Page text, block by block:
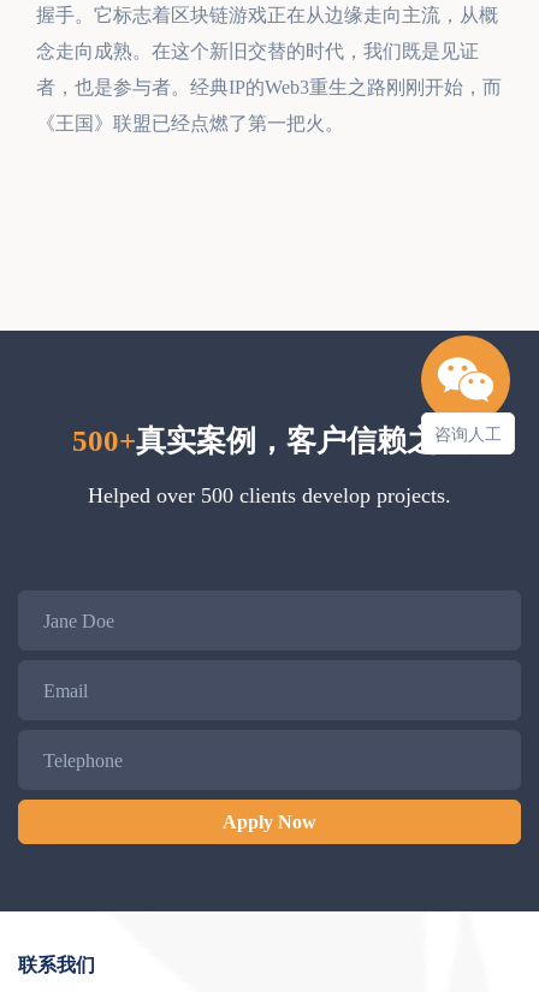
握手。它标志着区块链游戏正在从边缘走向主流，从概
念走向成熟。在这个新旧交替的时代，我们既是见证
者，也是参与者。经典IP的Web3重生之路刚刚开始，而
《王国》联盟已经点燃了第一把火。
500+真实案例，客户信赖之选
Helped over 500 clients develop projects.
Apply Now
联系我们
咨询人工